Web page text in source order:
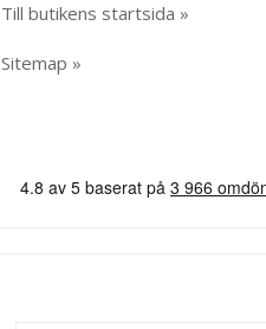
Till butikens startsida »
Sitemap »